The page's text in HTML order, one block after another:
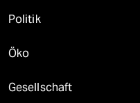
Politik
Öko
Gesellschaft